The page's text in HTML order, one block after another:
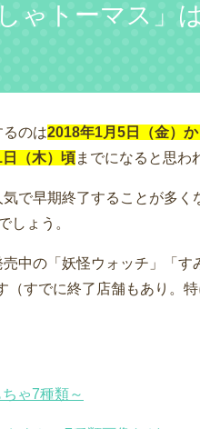
ゃトーマス」
のは2018年1月5日（金）
（木）頃までになると思わ
で早期終了することが多く
しょう。
中の「妖怪ウォッチ」「す
すでに終了店舗もあり。特
ゃ7種類～